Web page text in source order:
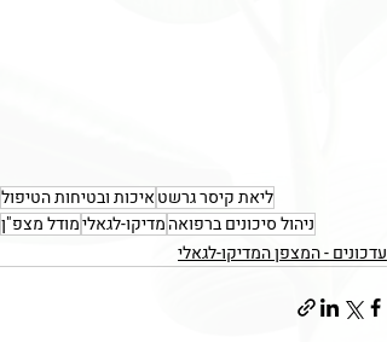
ליאת קיסר גרשטאיכות ובטיחות הטיפול
ניהול סיכונים ברפואהמדיקו-לגאלימודל מצפ"ן
עדכונים - המצפן המדיקו-לגאלי